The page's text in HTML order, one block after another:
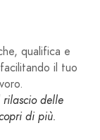
qualifica e
il tuo
rilascio delle
di più.